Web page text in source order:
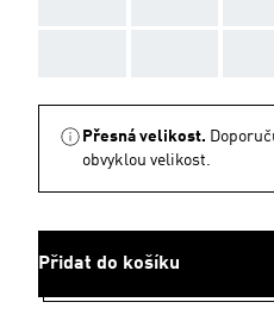
Přesná velikost.
obvyklou velikost.
Přidat do košíku